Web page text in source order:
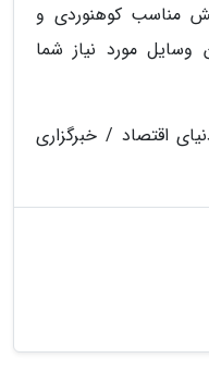
مناسب کوهنوردی و
وسایل مورد نیاز شما
اقتصاد / خبرگزاری